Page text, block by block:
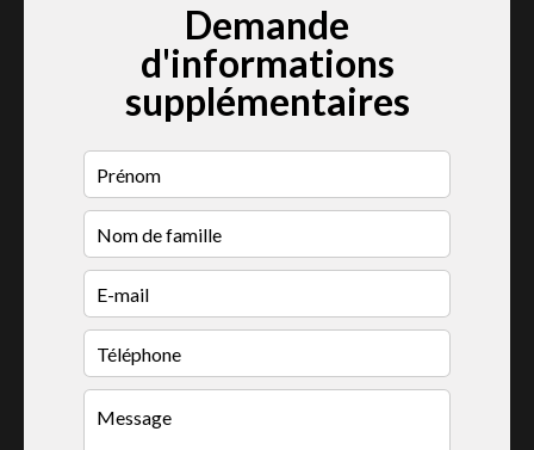
Demande
d'informations
supplémentaires